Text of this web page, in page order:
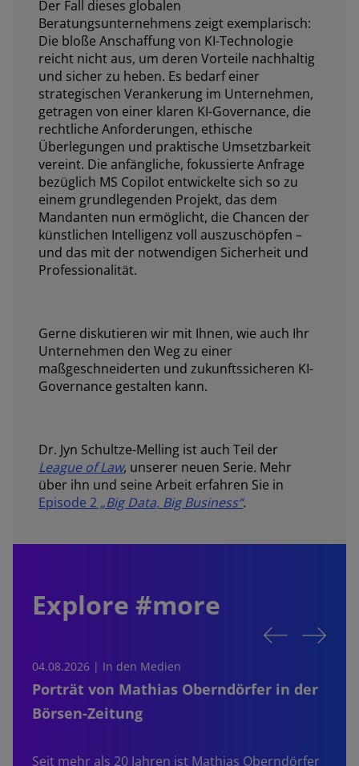
Der Fall dieses globalen
Beratungsunternehmens zeigt exemplarisch:
Die bloße Anschaffung von KI-Technologie
reicht nicht aus, um deren Vorteile nachhaltig
und sicher zu heben. Es bedarf einer
strategischen Verankerung im Unternehmen,
getragen von einer klaren KI-Governance, die
rechtliche Anforderungen, ethische
Überlegungen und praktische Umsetzbarkeit
vereint. Die anfängliche, fokussierte Anfrage
bezüglich MS Copilot entwickelte sich so zu
einem grundlegenden Projekt, das dem
Mandanten nun ermöglicht, die Chancen der
künstlichen Intelligenz voll auszuschöpfen –
und das mit der notwendigen Sicherheit und
Professionalität.
Gerne diskutieren wir mit Ihnen, wie auch Ihr
Unternehmen den Weg zu einer
maßgeschneiderten und zukunftssicheren KI-
Governance gestalten kann.
Dr. Jyn Schultze-Melling ist auch Teil der
League of Law, unserer neuen Serie. Mehr
über ihn und seine Arbeit erfahren Sie in
Episode 2 „Big Data, Big Business“.
Explore #more
04.08.2026 | In den Medien
Porträt von Mathias Oberndörfer in der
Börsen-Zeitung
Seit mehr als 20 Jahren ist Mathias Oberndörfer